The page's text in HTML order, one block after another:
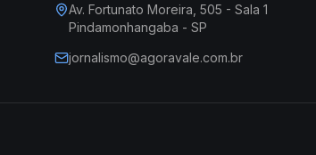
Av. Fortunato Moreira, 505 - Sala 1
Pindamonhangaba - SP
jornalismo@agoravale.com.br